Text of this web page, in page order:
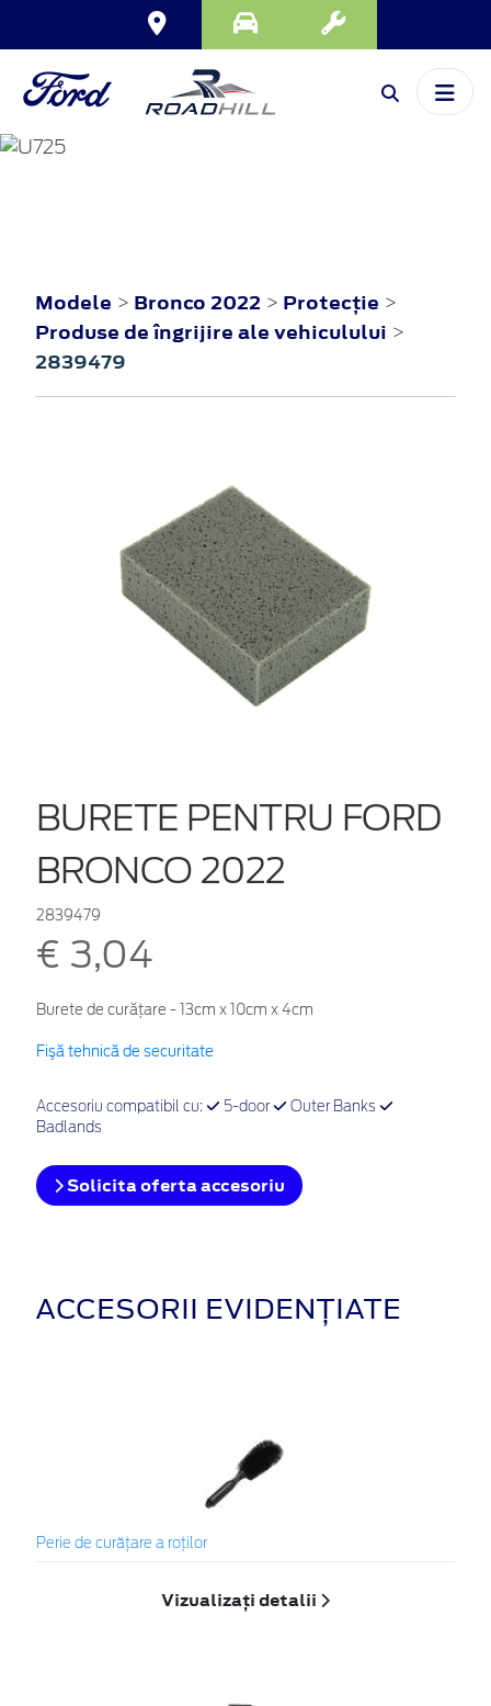
Modele > Bronco 2022 > Protecţie >
Produse de îngrijire ale vehiculului >
2839479
BURETE PENTRU FORD
BRONCO 2022
2839479
€ 3,04
Burete de curățare - 13cm x 10cm x 4cm
Fişă tehnică de securitate
Accesoriu compatibil cu: 5-door
Outer Banks
Badlands
Solicita oferta accesoriu
ACCESORII EVIDENȚIATE
Perie de curățare a roților
Vizualizați detalii